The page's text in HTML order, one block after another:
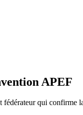
APEF
qui confirme